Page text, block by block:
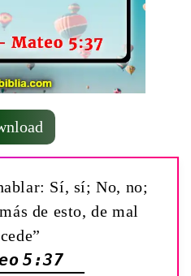
Sí, sí; No, no;
de esto, de mal
5:37